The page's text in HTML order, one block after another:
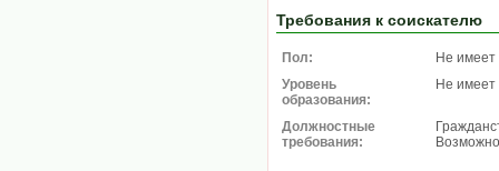
Требования к соискателю
Пол:
Не имеет
Уровень
образования:
Не имеет
Должностные
требования: